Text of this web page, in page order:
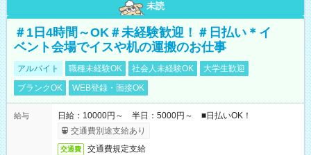
未読
＃1日4時間～OK＃未経験歓迎！＃日払い＊イ
ベント会場でイスや机の運搬のお仕事
アルバイト 職種未経験OK 社会人未経験OK
大学生歓迎
ブランクOK
WEB登録・面接OK
給与
日給：10000円～ 半日：5000円～ ■日払いOK！
交通費別途支給あり
交通費 交通費規定支給